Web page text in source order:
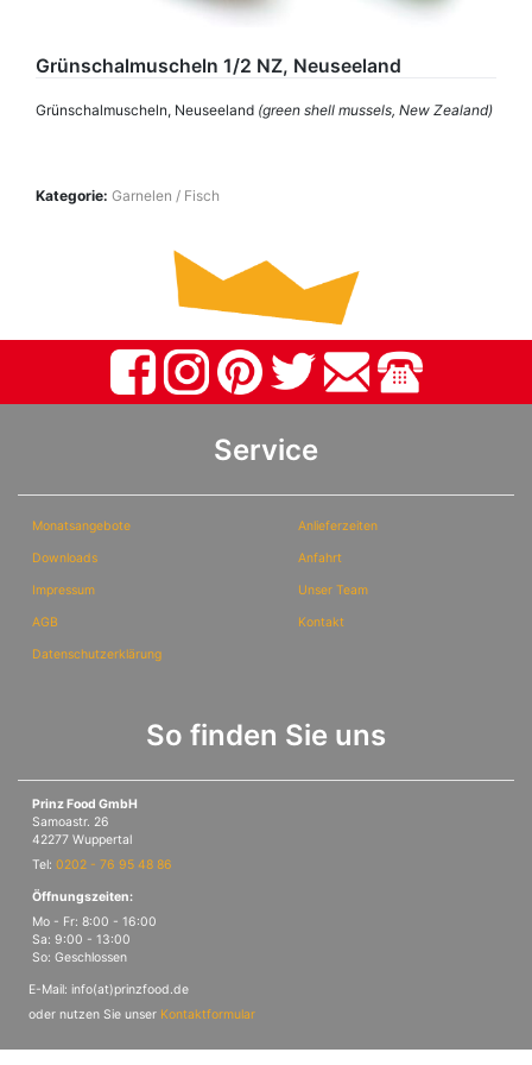
Grünschalmuscheln 1/2 NZ, Neuseeland
Grünschalmuscheln, Neuseeland (green shell mussels, New Zealand)
Kategorie: Garnelen / Fisch
Service
Monatsangebote
Downloads
Impressum
AGB
Datenschutzerklärung
Anlieferzeiten
Anfahrt
Unser Team
Kontakt
So finden Sie uns
Prinz Food GmbH
Samoastr. 26
42277 Wuppertal
Tel: 0202 - 76 95 48 86
Öffnungszeiten:
Mo - Fr: 8:00 - 16:00
Sa: 9:00 - 13:00
So: Geschlossen
E-Mail: info(at)prinzfood.de
oder nutzen Sie unser Kontaktformular